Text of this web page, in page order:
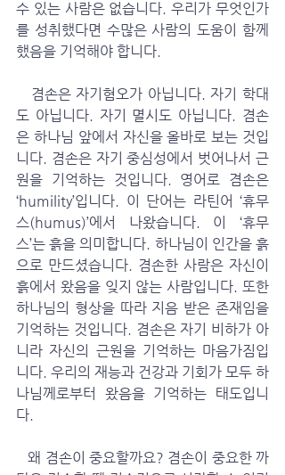
수 있는 사람은 없습니다. 우리가 무엇인가
를 성취했다면 수많은 사람의 도움이 함께
했음을 기억해야 합니다.
도 아닙니다. 자기 멸시도 아닙니다. 겸손
은 하나님 앞에서 자신을 올바로 보는 것입
니다. 겸손은 자기 중심성에서 벗어나서 근
원을 기억하는 것입니다. 영어로 겸손은
‘humility’입니다. 이 단어는 라틴어 ‘휴무
스(humus)’에서 나왔습니다. 이 ‘휴무
스’는 흙을 의미합니다. 하나님이 인간을 흙
으로 만드셨습니다. 겸손한 사람은 자신이
흙에서 왔음을 잊지 않는 사람입니다. 또한
하나님의 형상을 따라 지음 받은 존재임을
기억하는 것입니다. 겸손은 자기 비하가 아
니라 자신의 근원을 기억하는 마음가짐입
니다. 우리의 재능과 건강과 기회가 모두 하
나님께로부터 왔음을 기억하는 태도입니
다.
   왜 겸손이 중요할까요? 겸손이 중요한 까